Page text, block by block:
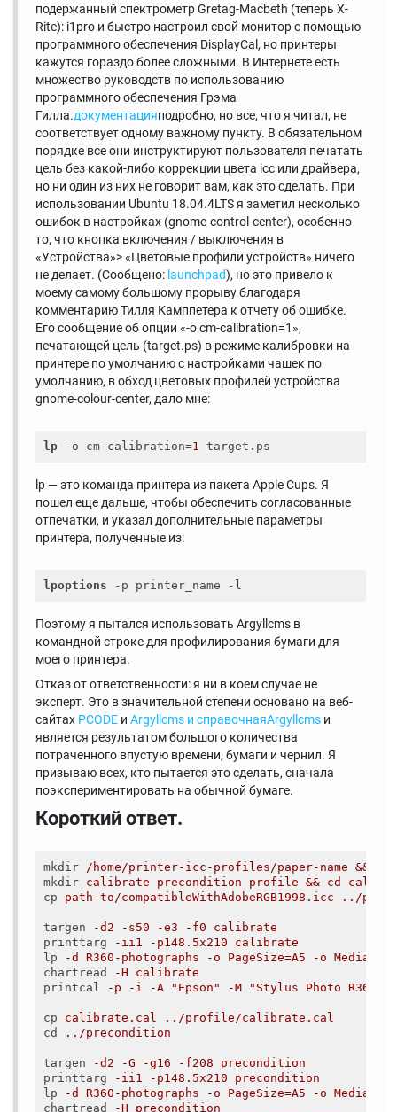
подержанный спектрометр Gretag-Macbeth (теперь X-
Rite): i1pro и быстро настроил свой монитор с помощью
программного обеспечения DisplayCal, но принтеры
кажутся гораздо более сложными. В Интернете есть
множество руководств по использованию
программного обеспечения Грэма
Гилла.документацияподробно, но все, что я читал, не
соответствует одному важному пункту. В обязательном
порядке все они инструктируют пользователя печатать
цель без какой-либо коррекции цвета icc или драйвера,
но ни один из них не говорит вам, как это сделать. При
использовании Ubuntu 18.04.4LTS я заметил несколько
ошибок в настройках (gnome-control-center), особенно
то, что кнопка включения / выключения в
«Устройства»> «Цветовые профили устройств» ничего
не делает. (Сообщено: launchpad), но это привело к
моему самому большому прорыву благодаря
комментарию Тилля Камппетера к отчету об ошибке.
Его сообщение об опции «-o cm-calibration=1»,
печатающей цель (target.ps) в режиме калибровки на
принтере по умолчанию с настройками чашек по
умолчанию, в обход цветовых профилей устройства
gnome-colour-center, дало мне:
lp -o cm-calibration=1
lp — это команда принтера из пакета Apple Cups. Я
пошел еще дальше, чтобы обеспечить согласованные
отпечатки, и указал дополнительные параметры
принтера, полученные из:
lpoptions
Поэтому я пытался использовать Argyllcms в
командной строке для профилирования бумаги для
моего принтера.
Отказ от ответственности: я ни в коем случае не
эксперт. Это в значительной степени основано на веб-
сайтах PCODE и Argyllcms и справочнаяArgyllcms и
является результатом большого количества
потраченного впустую времени, бумаги и чернил. Я
призываю всех, кто пытается это сделать, сначала
поэкспериментировать на обычной бумаге.
Короткий ответ.
mkdir /home/printer-icc-profiles/paper-name &&
mkdir calibrate precondition profile && cd
cp
path-to/compatibleWithAdobeRGB1998.icc ../
targen
-d2 -s50 -e3 -f0 calibrate
printtarg
-ii1 -p148.5x210 calibrate
lp
-d R360-photographs -o PageSize=A5 -o
chartread
-H calibrate
printcal
-p -i -A "Epson" -M "Stylus Photo
cp
calibrate.cal ../profile/calibrate.cal
cd
../precondition
targen
-d2 -G -g16 -f208 precondition
printtarg
-ii1 -p148.5x210 precondition
lp
-d R360-photographs -o PageSize=A5 -o
chartread
-H precondition